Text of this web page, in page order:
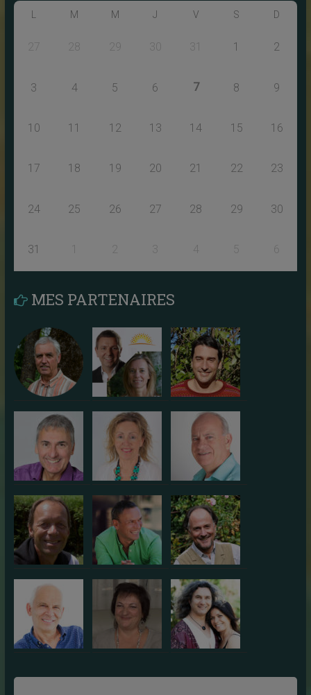
M M J V S D
27 28 29 30 31 1 2
3 4 5 6 7 8 9
10 11 12 13 14 15 16
17 18 19 20 21 22 23
24 25 26 27 28 29 30
31 1 2 3 4 5 6
MES PARTENAIRES